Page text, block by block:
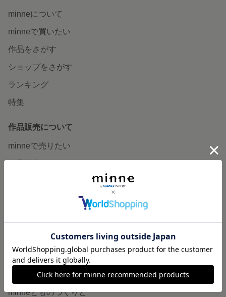
minneについて
minneで買いたい
作品をさがす
ショップをさがす
ランキング
特集
作品販売について
minneで売りたい
販売支援企画・イベント
読みもの
minneとものづくりと